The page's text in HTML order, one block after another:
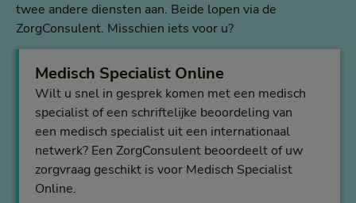
twee andere diensten aan. Beide lopen via de
ZorgConsulent. Misschien iets voor u?
Medisch Specialist Online
Wilt u snel in gesprek komen met een medisch
specialist of een schriftelijke beoordeling van
een medisch specialist uit een internationaal
netwerk? Een ZorgConsulent beoordeelt of uw
zorgvraag geschikt is voor Medisch Specialist
Online.